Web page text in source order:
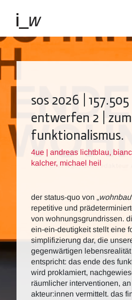
sos 2026 | 157.505
entwerfen 2 |
funktionalismus.
4ue | andreas lichtblau,
kalcher, michael heil
der status-quo von „wohnbau
repetitive und
von wohnungsgrundrissen.
ein-ein-deutigkeit stellt eine
simplifizierung dar, die
gegenwärtigen
entspricht: das ende des
wird proklamiert,
räumlicher interventionen,
akteur:innen vermittelt. das